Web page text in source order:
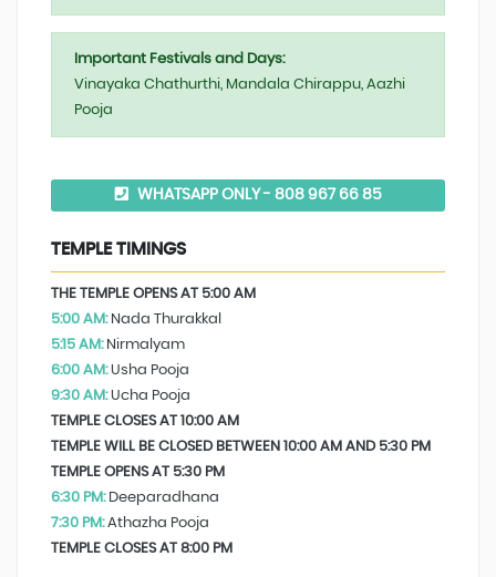
Important Festivals and Days:
Vinayaka Chathurthi, Mandala Chirappu, Aazhi
Pooja
WHATSAPP ONLY - 808 967 66 85
TEMPLE TIMINGS
THE TEMPLE OPENS AT 5:00 AM
5:00 AM:Nada Thurakkal
5:15 AM:Nirmalyam
6:00 AM:Usha Pooja
9:30 AM:Ucha Pooja
TEMPLE CLOSES AT 10:00 AM
TEMPLE WILL BE CLOSED BETWEEN 10:00 AM AND 5:30 PM
TEMPLE OPENS AT 5:30 PM
6:30 PM:Deeparadhana
7:30 PM:Athazha Pooja
TEMPLE CLOSES AT 8:00 PM